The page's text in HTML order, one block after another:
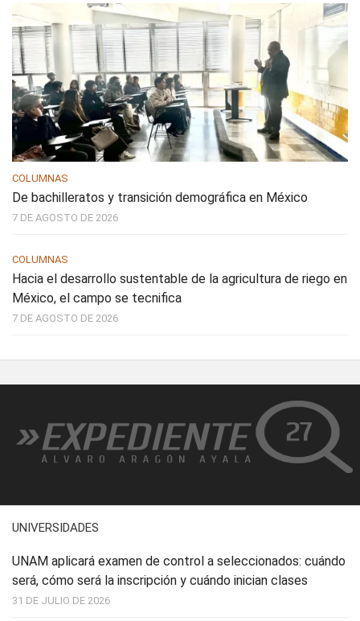
COLUMNAS
De bachilleratos y transición demográfica en México
7 DE AGOSTO DE 2026
COLUMNAS
Hacia el desarrollo sustentable de la agricultura de riego en
México, el campo se tecnifica
7 DE AGOSTO DE 2026
UNIVERSIDADES
UNAM aplicará examen de control a seleccionados: cuándo
será, cómo será la inscripción y cuándo inician clases
31 DE JULIO DE 2026